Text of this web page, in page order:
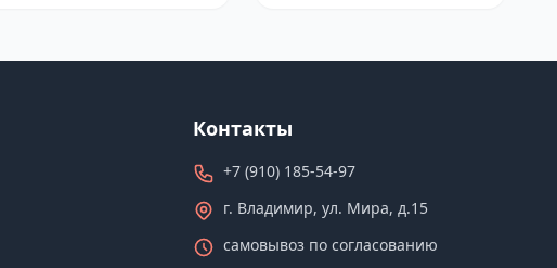
Контакты
+7 (910) 185-54-97
г. Владимир, ул. Мира, д.15
самовывоз по согласованию